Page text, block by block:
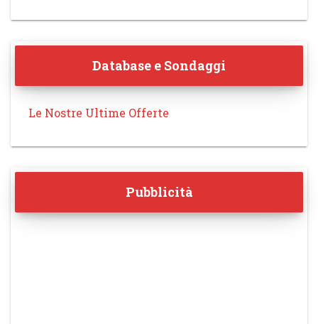
Database e Sondaggi
Le Nostre Ultime Offerte
Pubblicità